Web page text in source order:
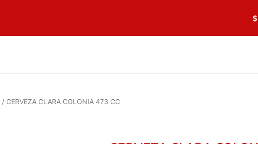
$
/ CERVEZA CLARA COLONIA 473 CC